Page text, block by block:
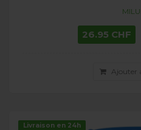
26.95 CHF
Ajouter
Livraison en 24h